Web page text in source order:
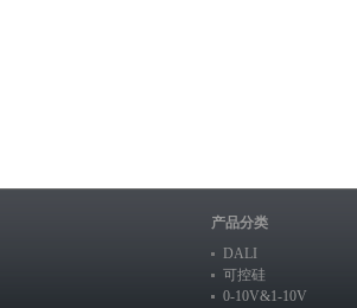
产品分类
DALI
可控硅
0-10V&1-10V